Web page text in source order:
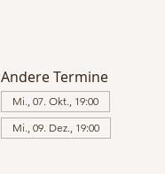
Andere Termine
Mi., 07. Okt., 19:00
Mi., 09. Dez., 19:00